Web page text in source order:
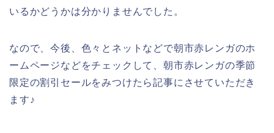
いるかどうかは分かりませんでした。
なので、今後、色々とネットなどで朝市赤レンガのホ
ームページなどをチェックして、朝市赤レンガの季節
限定の割引セールをみつけたら記事にさせていただき
ます♪